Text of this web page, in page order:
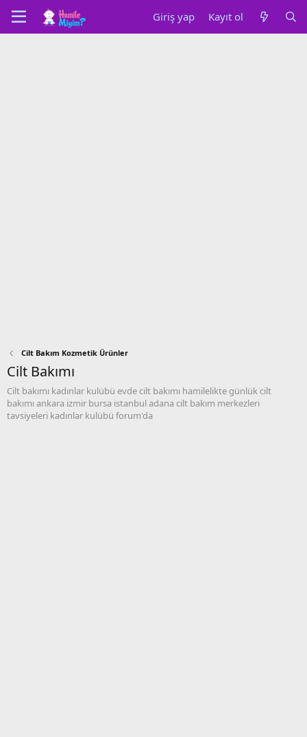
Giriş yap Kayıt ol
Cilt Bakım Kozmetik Ürünler
Cilt Bakımı
Cilt bakımı kadınlar kulübü evde cilt bakımı hamilelikte günlük cilt
bakımı ankara izmir bursa istanbul adana cilt bakım merkezleri
tavsiyeleri kadınlar kulübü forum'da